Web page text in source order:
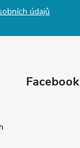
údajů
Facebook